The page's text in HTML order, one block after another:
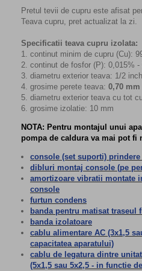
Pretul tevii de cupru este afisat
Teava cupru, pret actualizat la zi.
Specificatii teava cupru izolata:
1. continut minim de cupru (Cu):
2. continut de fosfor (P): 0,015% -
3. diametru exterior teava: 1/2
4. grosime perete teava: 0,70 mm
5. diametru exterior teava cu tot
6. grosime izolatie: 10 mm
NOTA: Pentru montajul unui
pompa de caldura va mai pot fi
console (set suporti) prindere
dibluri montaj console (pe
amortizoare vibratii montate
console
furtun condens
banda pentru matisat traseul
banda izolatoare
cablu alimentare AC (3x1,5
capacitatea aparatului)
cablu de legatura dintre
(5x1,5 sau 5x2,5 - in functie